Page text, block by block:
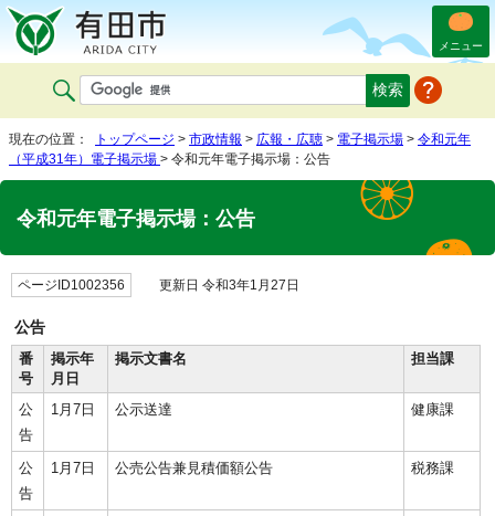
メニュー
現在の位置： トップページ > 市政情報 > 広報・広聴 > 電子掲示場 > 令和元年
（平成31年）電子掲示場 > 令和元年電子掲示場：公告
令和元年電子掲示場：公告
ページID1002356 更新日 令和3年1月27日
公告
番
号
掲示年
月日
掲示文書名 担当課
公
告
1月7日 公示送達 健康課
公
告
1月7日 公売公告兼見積価額公告 税務課